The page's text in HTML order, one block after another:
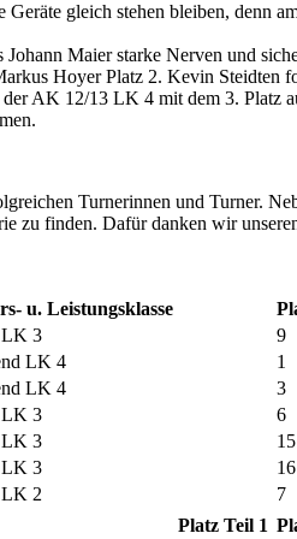
Geräte gleich stehen bleiben, denn
Maier starke Nerven und
Hoyer Platz 2. Kevin Steidten
AK 12/13 LK 4 mit dem 3. Platz
Turnerinnen und Turner.
zu finden. Dafür danken wir
u. Leistungsklasse
LK 3
9
LK 4
1
LK 4
3
LK 3
6
LK 3
15
LK 3
16
2
7
Platz Teil 1